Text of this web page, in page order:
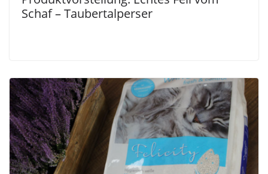
Schaf – Taubertalperser